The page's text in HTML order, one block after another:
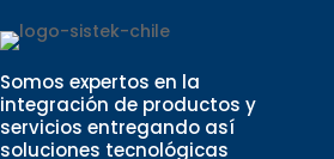
Somos expertos en la
integración de productos y
servicios entregando así
soluciones tecnológicas